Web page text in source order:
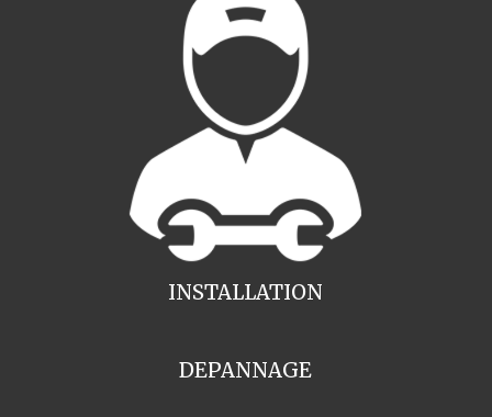
INSTALLATION
DEPANNAGE